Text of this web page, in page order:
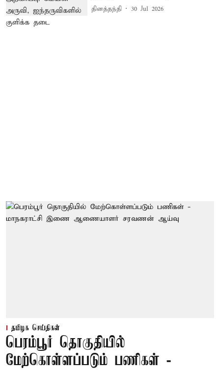
தினத்தந்தி 30 Jul 2026
தமிழக செய்திகள்
பெரம்பூர் தொகுதியில்
மேற்கொள்ளப்படும் பணிகள் -